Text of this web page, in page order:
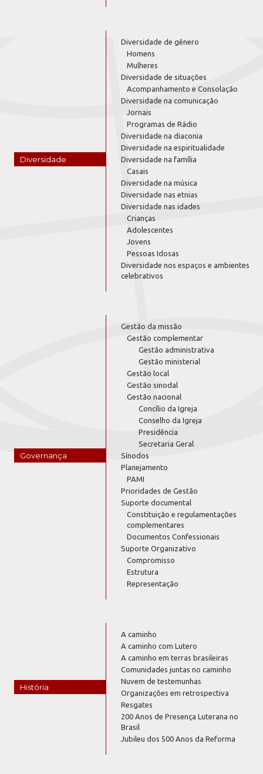
Diversidade
Diversidade de gênero
Homens
Mulheres
Diversidade de situações
Acompanhamento e Consolação
Diversidade na comunicação
Jornais
Programas de Rádio
Diversidade na diaconia
Diversidade na espiritualidade
Diversidade na família
Casais
Diversidade na música
Diversidade nas etnias
Diversidade nas idades
Crianças
Adolescentes
Jovens
Pessoas Idosas
Diversidade nos espaços e ambientes
celebrativos
Governança
Gestão da missão
Gestão complementar
Gestão administrativa
Gestão ministerial
Gestão local
Gestão sinodal
Gestão nacional
Concílio da Igreja
Conselho da Igreja
Presidência
Secretaria Geral
Sínodos
Planejamento
PAMI
Prioridades de Gestão
Suporte documental
Constituição e regulamentações
complementares
Documentos Confessionais
Suporte Organizativo
Compromisso
Estrutura
Representação
História
A caminho
A caminho com Lutero
A caminho em terras brasileiras
Comunidades juntas no caminho
Nuvem de testemunhas
Organizações em retrospectiva
Resgates
200 Anos de Presença Luterana no
Brasil
Jubileu dos 500 Anos da Reforma